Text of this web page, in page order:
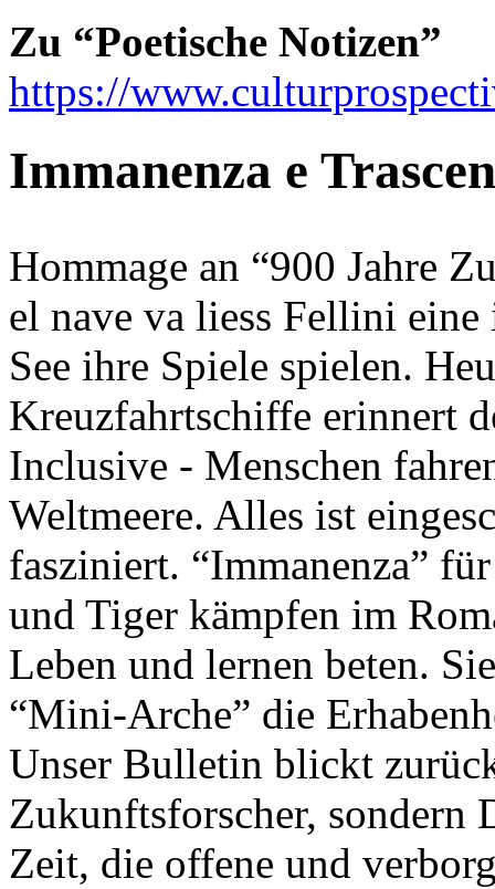
Zu “Poetische Notizen”
https://
Immanenza e
Hommage an “900 Jahre
el nave va liess Fellini
See ihre Spiele spielen.
Kreuzfahrtschiffe erinnert
Inclusive - Menschen
Weltmeere. Alles ist
fasziniert. “Immanenza”
und Tiger kämpfen im
Leben und lernen beten.
“Mini-Arche” die
Unser Bulletin blickt
Zukunftsforscher, sondern
Zeit, die offene und